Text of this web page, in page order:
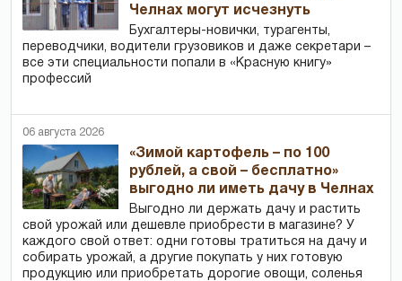
Челнах могут исчезнуть
Бухгалтеры-новички, тур­агенты,
переводчики, водители грузовиков и даже секретари –
все эти специальности попали в «Красную книгу»
профессий
06 августа 2026
«Зимой картофель – по 100
рублей, а свой – бесплатно»
выгодно ли иметь дачу в Челнах
Выгодно ли держать дачу и растить
свой урожай или дешевле приобрести в магазине? У
каждого свой ответ: одни готовы тратиться на дачу и
собирать урожай, а другие покупать у них готовую
продукцию или приобретать дорогие овощи, соленья